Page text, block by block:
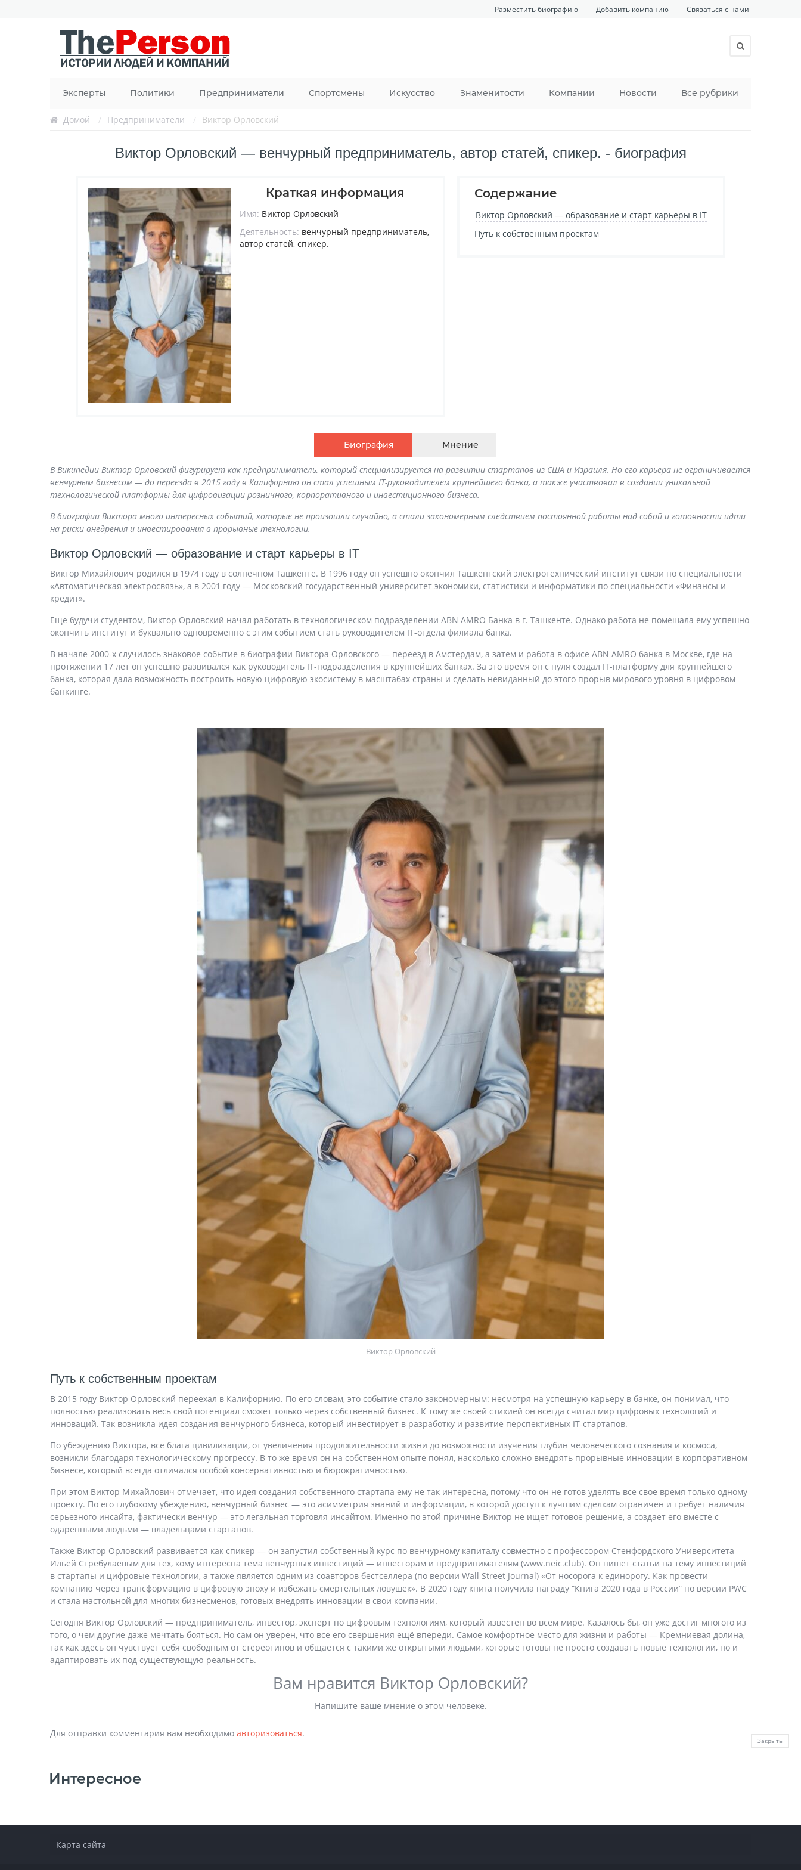
Разместить биографию Добавить компанию Связаться с нами
Эксперты Политики Предприниматели Спортсмены Искусство Знаменитости Компании Новости Все рубрики
Домой / Предприниматели / Виктор Орловский
Виктор Орловский — венчурный предприниматель, автор статей, спикер. - биография
Краткая информация
Имя: Виктор Орловский
Деятельность: венчурный предприниматель,
автор статей, спикер.
Содержание
Виктор Орловский — образование и старт карьеры в IT
Путь к собственным проектам
Биография Мнение
В Википедии Виктор Орловский фигурирует как предприниматель, который специализируется на развитии стартапов из США и Израиля. Но его карьера не ограничивается
венчурным бизнесом — до переезда в 2015 году в Калифорнию он стал успешным IT-руководителем крупнейшего банка, а также участвовал в создании уникальной
технологической платформы для цифровизации розничного, корпоративного и инвестиционного бизнеса.
В биографии Виктора много интересных событий, которые не произошли случайно, а стали закономерным следствием постоянной работы над собой и готовности идти
на риски внедрения и инвестирования в прорывные технологии.
Виктор Орловский — образование и старт карьеры в IT
Виктор Михайлович родился в 1974 году в солнечном Ташкенте. В 1996 году он успешно окончил Ташкентский электротехнический институт связи по специальности
«Автоматическая электросвязь», а в 2001 году — Московский государственный университет экономики, статистики и информатики по специальности «Финансы и
кредит».
Еще будучи студентом, Виктор Орловский начал работать в технологическом подразделении ABN AMRO Банка в г. Ташкенте. Однако работа не помешала ему успешно
окончить институт и буквально одновременно с этим событием стать руководителем IT-отдела филиала банка.
В начале 2000-х случилось знаковое событие в биографии Виктора Орловского — переезд в Амстердам, а затем и работа в офисе ABN AMRO банка в Москве, где на
протяжении 17 лет он успешно развивался как руководитель IT-подразделения в крупнейших банках. За это время он с нуля создал IT-платформу для крупнейшего
банка, которая дала возможность построить новую цифровую экосистему в масштабах страны и сделать невиданный до этого прорыв мирового уровня в цифровом
банкинге.
Виктор Орловский
Путь к собственным проектам
В 2015 году Виктор Орловский переехал в Калифорнию. По его словам, это событие стало закономерным: несмотря на успешную карьеру в банке, он понимал, что
полностью реализовать весь свой потенциал сможет только через собственный бизнес. К тому же своей стихией он всегда считал мир цифровых технологий и
инноваций. Так возникла идея создания венчурного бизнеса, который инвестирует в разработку и развитие перспективных IT-стартапов.
По убеждению Виктора, все блага цивилизации, от увеличения продолжительности жизни до возможности изучения глубин человеческого сознания и космоса,
возникли благодаря технологическому прогрессу. В то же время он на собственном опыте понял, насколько сложно внедрять прорывные инновации в корпоративном
бизнесе, который всегда отличался особой консервативностью и бюрократичностью.
При этом Виктор Михайлович отмечает, что идея создания собственного стартапа ему не так интересна, потому что он не готов уделять все свое время только одному
проекту. По его глубокому убеждению, венчурный бизнес — это асимметрия знаний и информации, в которой доступ к лучшим сделкам ограничен и требует наличия
серьезного инсайта, фактически венчур — это легальная торговля инсайтом. Именно по этой причине Виктор не ищет готовое решение, а создает его вместе с
одаренными людьми — владельцами стартапов.
Также Виктор Орловский развивается как спикер — он запустил собственный курс по венчурному капиталу совместно с профессором Стенфордского Университета
Ильей Стребулаевым для тех, кому интересна тема венчурных инвестиций — инвесторам и предпринимателям (www.neic.club). Он пишет статьи на тему инвестиций
в стартапы и цифровые технологии, а также является одним из соавторов бестселлера (по версии Wall Street Journal) «От носорога к единорогу. Как провести
компанию через трансформацию в цифровую эпоху и избежать смертельных ловушек». В 2020 году книга получила награду “Книга 2020 года в России” по версии PWC
и стала настольной для многих бизнесменов, готовых внедрять инновации в свои компании.
Сегодня Виктор Орловский — предприниматель, инвестор, эксперт по цифровым технологиям, который известен во всем мире. Казалось бы, он уже достиг многого из
того, о чем другие даже мечтать бояться. Но сам он уверен, что все его свершения ещё впереди. Самое комфортное место для жизни и работы — Кремниевая долина,
так как здесь он чувствует себя свободным от стереотипов и общается с такими же открытыми людьми, которые готовы не просто создавать новые технологии, но и
адаптировать их под существующую реальность.
Вам нравится Виктор Орловский?
Напишите ваше мнение о этом человеке.
Для отправки комментария вам необходимо авторизоваться.
Интересное
Карта сайта
Закрыть